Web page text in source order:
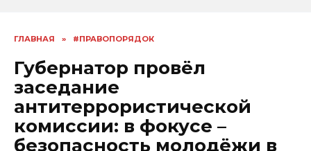
ГЛАВНАЯ » #ПРАВОПОРЯДОК
Губернатор провёл
заседание
антитеррористической
комиссии: в фокусе –
безопасность молодёжи в